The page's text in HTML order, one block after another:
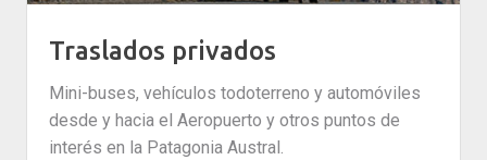
Traslados privados
Mini-buses, vehículos todoterreno y automóviles
desde y hacia el Aeropuerto y otros puntos de
interés en la Patagonia Austral.